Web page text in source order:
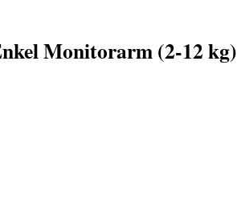
Monitorarm (2-12 kg)